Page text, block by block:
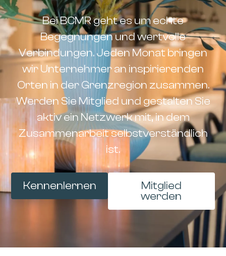
Bei BCMR geht es um echte
Begegnungen und wertvolle
Verbindungen. Jeden Monat bringen
wir Unternehmer an inspirierenden
Orten in der Grenzregion zusammen.
Werden Sie Mitglied und gestalten Sie
aktiv ein Netzwerk mit, in dem
Zusammenarbeit selbstverständlich
ist.
Kennenlernen
Mitglied
werden